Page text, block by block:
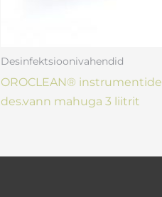
Desinfektsioonivahendid
OROCLEAN® instrumentide
des.vann mahuga 3 liitrit